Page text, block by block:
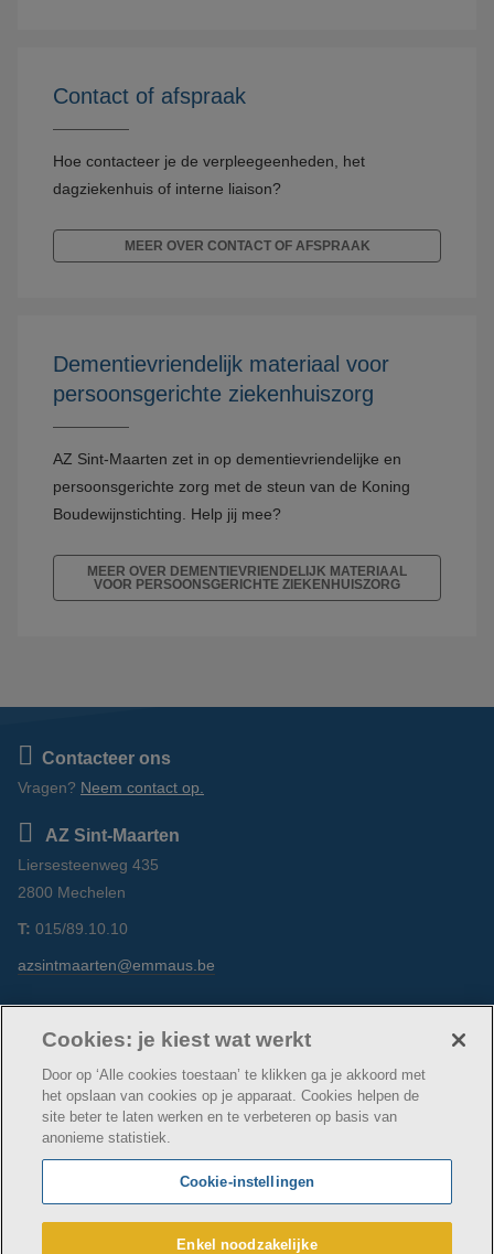
Contact of afspraak
Hoe contacteer je de verpleegeenheden, het
dagziekenhuis of interne liaison?
MEER OVER CONTACT OF AFSPRAAK
Dementievriendelijk materiaal voor
persoonsgerichte ziekenhuiszorg
AZ Sint-Maarten zet in op dementievriendelijke en
persoonsgerichte zorg met de steun van de Koning
Boudewijnstichting. Help jij mee?
MEER OVER DEMENTIEVRIENDELIJK MATERIAAL
VOOR PERSOONSGERICHTE ZIEKENHUISZORG
Contacteer ons
Vragen? Neem contact op.
AZ Sint-Maarten
Liersesteenweg 435
2800 Mechelen
T: 015/89.10.10
azsintmaarten@emmaus.be
sint-maarten/
© AZ Sint-Maarten
Cookie verklaring
Privacybeleid
Webtoegankelijkheidsverklaring
AZ Sint-Maarten maakt deel uit van
Cookies: je kiest wat werkt
Door op ‘Alle cookies toestaan’ te klikken ga je akkoord met
het opslaan van cookies op je apparaat. Cookies helpen de
site beter te laten werken en te verbeteren op basis van
anonieme statistiek.
Cookie-instellingen
Enkel noodzakelijke